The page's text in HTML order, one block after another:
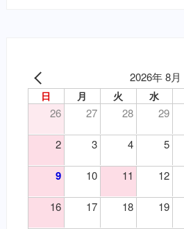
泌尿器の薬（要・犬）
吐き気止め（要・犬）
変形性関節症・関節炎
変形性関節症・関節炎
風邪薬・鎮痛剤（要・犬
鎮静・精神安定・麻酔
代謝性用薬・ホルモン
（皮）洗浄・殺菌消毒
（皮）湿疹
（皮）皮膚炎
（目）乾性角結膜炎
（目）角膜炎
（神）鎮痛
（神）鎮静
2026年 8月
日 月 火 水
26 27 28 29
2 3 4 5
9 10 11 12
16 17 18 19